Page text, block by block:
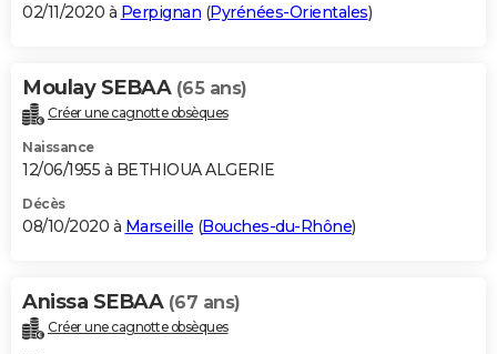
02/11/2020 à Perpignan (Pyrénées-Orientales)
Moulay SEBAA (65 ans)
Créer une cagnotte obsèques
Naissance
12/06/1955 à BETHIOUA ALGERIE
Décès
08/10/2020 à Marseille (Bouches-du-Rhône)
Anissa SEBAA (67 ans)
Créer une cagnotte obsèques